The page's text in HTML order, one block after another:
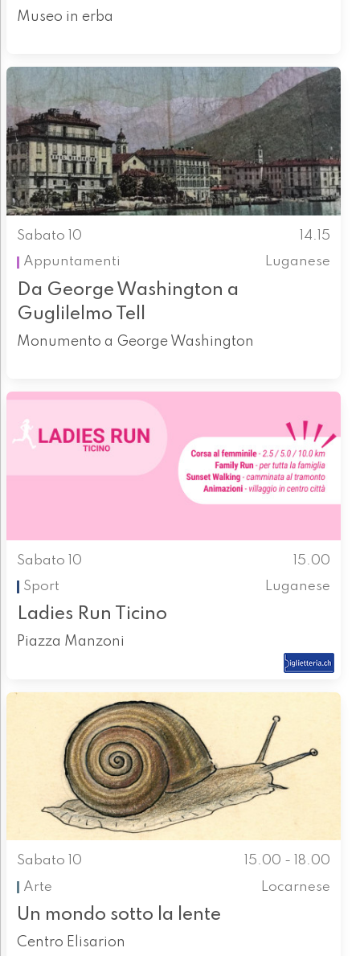
Museo in erba
Sabato 10
14.15
Appuntamenti
Luganese
Da George Washington a
Guglilelmo Tell
Monumento a George Washington
Sabato 10
15.00
Sport
Luganese
Ladies Run Ticino
Piazza Manzoni
Sabato 10
15.00 - 18.00
Arte
Locarnese
Un mondo sotto la lente
Centro Elisarion